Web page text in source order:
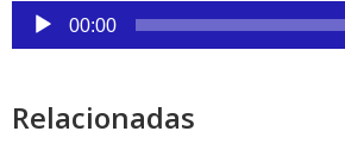
Reproductor
de
00:00
Relacionadas